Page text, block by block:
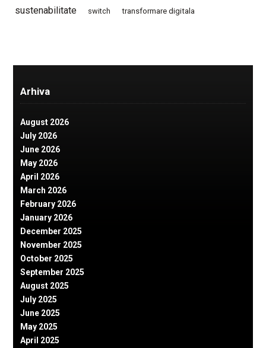
sustenabilitate switch transformare digitala
Arhiva
August 2026
July 2026
June 2026
May 2026
April 2026
March 2026
February 2026
January 2026
December 2025
November 2025
October 2025
September 2025
August 2025
July 2025
June 2025
May 2025
April 2025